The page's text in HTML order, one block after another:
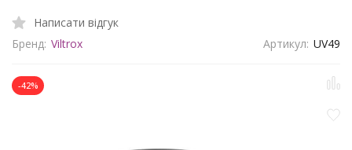
Написати відгук
Бренд: Viltrox Артикул: UV49
-42%